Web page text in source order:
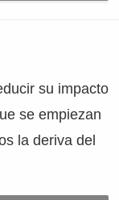
su impacto
se empiezan
la deriva del